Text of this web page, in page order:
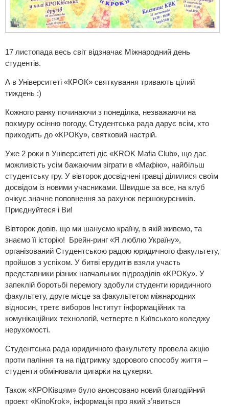
17 листопада весь світ відзначає Міжнародний день
студентів.
А в Університеті «КРОК» святкування тривають цілий
тиждень :)
Кожного ранку починаючи з понеділка, незважаючи на
похмуру осінню погоду, Студентська рада дарує всім, хто
приходить до «КРОКу», святковий настрій.
Уже 2 роки в Університеті діє «KROK Mafia Club», що дає
можливість усім бажаючим зіграти в «Мафію», найбільш
студентську гру. У вівторок досвідчені гравці ділилися своїм
досвідом із новими учасниками. Швидше за все, на клуб
очікує значне поповнення за рахунок першокурсників.
Приєднуйтеся і Ви!
Вівторок довів, що ми шануємо країну, в якій живемо, та
знаємо її історію! Брейн-ринг «Я люблю Україну»,
організований Студентською радою юридичного факультету,
пройшов з успіхом. У битві ерудитів взяли участь
представники різних навчальних підрозділів «КРОКу». У
запеклій боротьбі перемогу здобули студенти юридичного
факультету, друге місце за факультетом міжнародних
відносин, третє виборов Інститут інформаційних та
комунікаційних технологій, четверте в Київського коледжу
нерухомості.
Студентська рада юридичного факультету провела акцію
проти паління та на підтримку здорового способу життя –
студенти обмінювали цигарки на цукерки.
Також «КРОКівцям» було анонсовано новий благодійний
проект «KinoKrok», інформація про який з’явиться